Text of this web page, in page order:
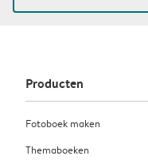
Producten
Fotoboek maken
Themaboeken